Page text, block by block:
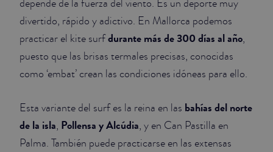
depende de la fuerza del viento. Es un deporte muy
divertido, rápido y adictivo. En Mallorca podemos
practicar el kite surfdurante más de 300 días al año,
puesto que las brisas termales precisas, conocidas
como ‘embat’ crean las condiciones idóneas para ello.
Esta variante del surf es la reina en las bahías del norte
de la isla, Pollensa y Alcúdia, y en Can Pastilla en
Palma. También puede practicarse en las extensas